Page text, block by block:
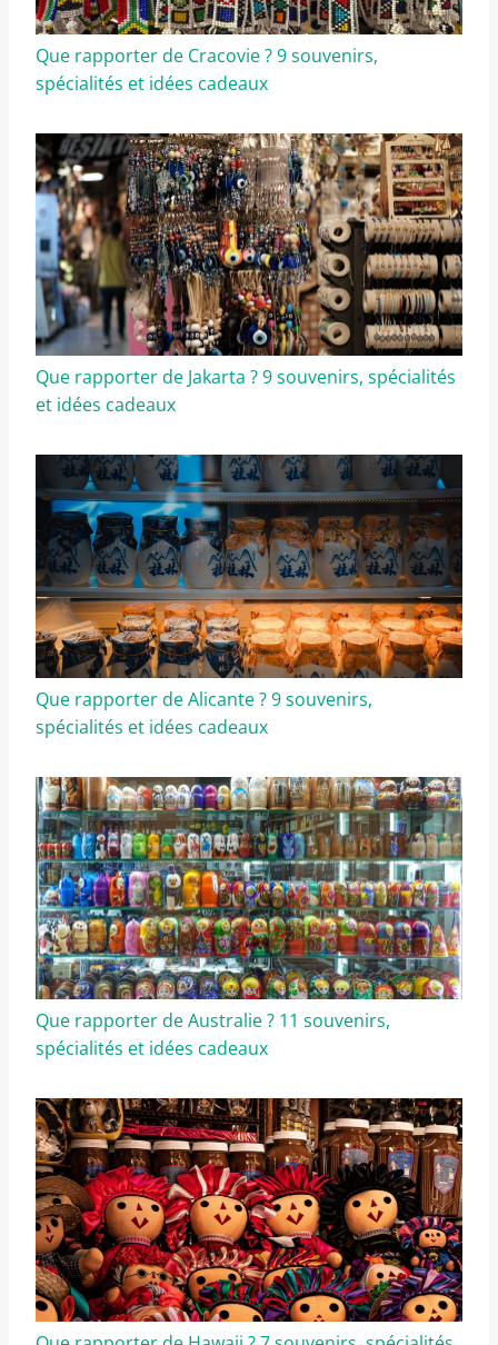
Que rapporter de Cracovie ? 9 souvenirs,
spécialités et idées cadeaux
Que rapporter de Jakarta ? 9 souvenirs, spécialités
et idées cadeaux
Que rapporter de Alicante ? 9 souvenirs,
spécialités et idées cadeaux
Que rapporter de Australie ? 11 souvenirs,
spécialités et idées cadeaux